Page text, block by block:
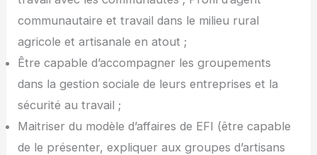
communautaire et travail dans le milieu rural
agricole et artisanale en atout ;
Être capable d’accompagner les groupements
dans la gestion sociale de leurs entreprises et la
sécurité au travail ;
Maitriser du modèle d’affaires de EFI (être capable
de le présenter, expliquer aux groupes d’artisans